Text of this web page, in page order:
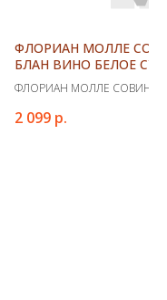
ФЛОРИАН МОЛЛЕ
БЛАН ВИНО БЕЛОЕ
ФЛОРИАН МОЛЛЕ
2 099 р.